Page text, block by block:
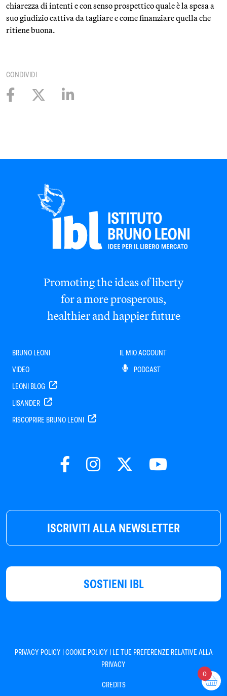
chiarezza di intenti e con senso prospettico quale è la spesa a
suo giudizio cattiva da tagliare e come finanziare quella che
ritiene buona.
CONDIVIDI
ISCRIVITI ALLA NEWSLETTER
SOSTIENI IBL
Promoting the ideas of liberty
for a more prosperous,
healthier and happier future
BRUNO LEONI
VIDEO
LEONI BLOG
LISANDER
RISCOPRIRE BRUNO LEONI
IL MIO ACCOUNT
PODCAST
PRIVACY POLICY |COOKIE POLICY | LE TUE PREFERENZE RELATIVE ALLA
PRIVACY
CREDITS
0